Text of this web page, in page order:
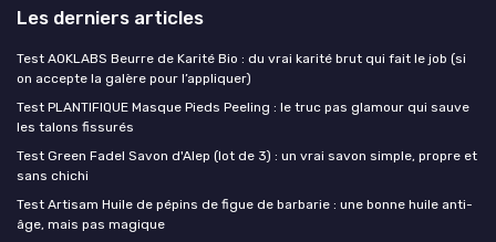
Les derniers articles
Test AOKLABS Beurre de Karité Bio : du vrai karité brut qui fait le job (si
on accepte la galère pour l’appliquer)
Test PLANTIFIQUE Masque Pieds Peeling : le truc pas glamour qui sauve
les talons fissurés
Test Green Fadel Savon d'Alep (lot de 3) : un vrai savon simple, propre et
sans chichi
Test Artisam Huile de pépins de figue de barbarie : une bonne huile anti-
âge, mais pas magique